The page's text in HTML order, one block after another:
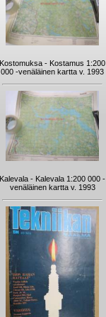
Kostomuksa - Kostamus 1:200
000 -venäläinen kartta v. 1993
Kalevala - Kalevala 1:200 000 -
venäläinen kartta v. 1993